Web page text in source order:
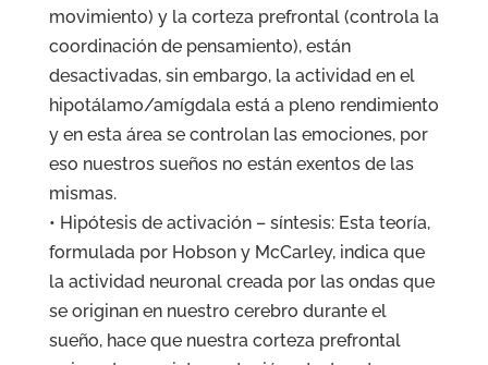
movimiento) y la corteza prefrontal (controla la
coordinación de pensamiento), están
desactivadas, sin embargo, la actividad en el
hipotálamo/amígdala está a pleno rendimiento
y en esta área se controlan las emociones, por
eso nuestros sueños no están exentos de las
mismas.
• Hipótesis de activación – síntesis: Esta teoría,
formulada por Hobson y McCarley, indica que
la actividad neuronal creada por las ondas que
se originan en nuestro cerebro durante el
sueño, hace que nuestra corteza prefrontal